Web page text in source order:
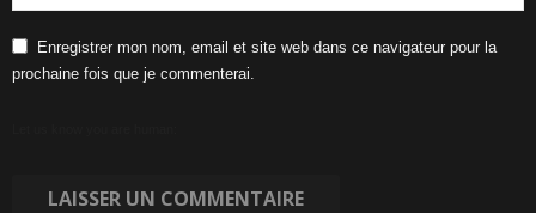
Enregistrer mon nom, email et site web dans ce navigateur pour la
prochaine fois que je commenterai.